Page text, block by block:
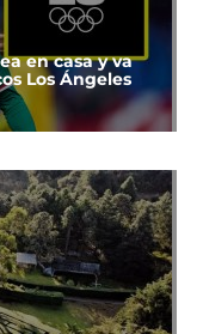
en casa y va
Los Ángeles